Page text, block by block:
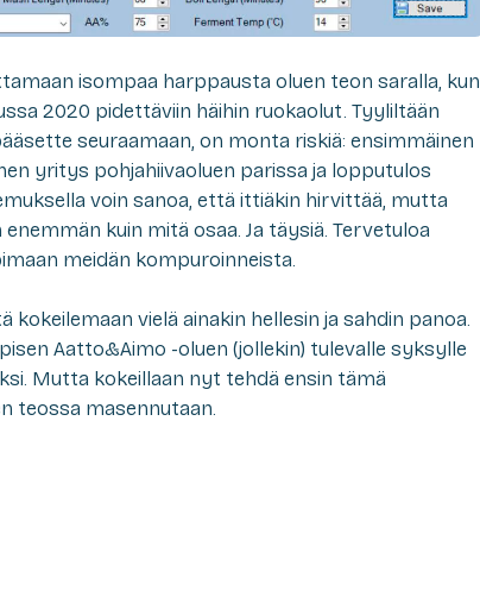
isompaa harppausta oluen teon saralla, kun
2020 pidettäviin häihin ruokaolut. Tyyliltään
seuraamaan, on monta riskiä: ensimmäinen
yritys pohjahiivaoluen parissa ja lopputulos
voin sanoa, että ittiäkin hirvittää, mutta
kuin mitä osaa. Ja täysiä. Tervetuloa
meidän kompuroinneista.
vielä ainakin hellesin ja sahdin panoa.
Aatto&Aimo -oluen (jollekin) tulevalle syksylle
Mutta kokeillaan nyt tehdä ensin tämä
teossa masennutaan.